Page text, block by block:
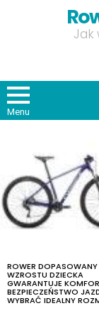
Jak
Menu
ROWER
WZROSTU DZIECKA
GWARANTUJE
BEZPIECZEŃSTWO
WYBRAĆ IDEALNY